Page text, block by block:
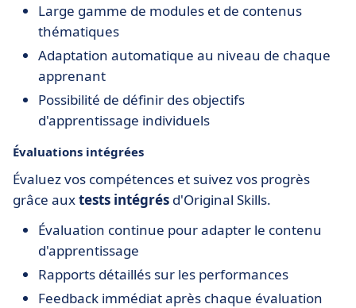
Large gamme de modules et de contenus
thématiques
Adaptation automatique au niveau de chaque
apprenant
Possibilité de définir des objectifs
d'apprentissage individuels
Évaluations intégrées
Évaluez vos compétences et suivez vos progrès
grâce auxtests intégrés d'Original Skills.
Évaluation continue pour adapter le contenu
d'apprentissage
Rapports détaillés sur les performances
Feedback immédiat après chaque évaluation